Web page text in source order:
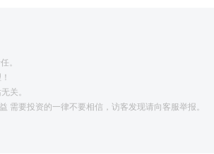
。
关。
需要投资的一律不要相信，访客发现请向客服举报。